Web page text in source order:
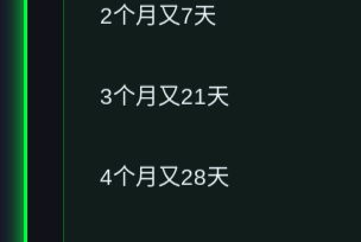
2个月又7天
3个月又21天
4个月又28天